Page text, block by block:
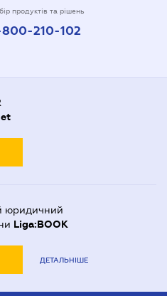
продуктів та рішень
210-102
юридичний
Liga:BOOK
ДЕТАЛЬНІШЕ